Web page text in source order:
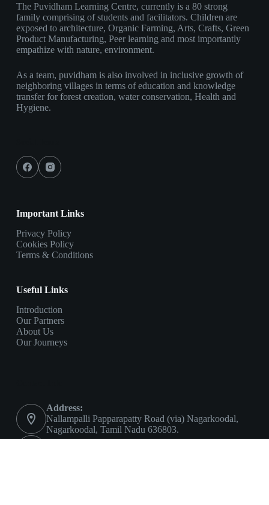
The Puvidham Learning Centre, currently is a 80 strong
family comprising of students and facilitators. Children are
exposed to architecture, Organic Farming, Arts, Crafts, Green
Product Manufacturing, Peer learning and most importantly
empathize with nature, environment.
As a team, puvidham is also involved in inclusive growth of
neighboring villages in terms of education and knowledge
transfer for forest creation, water conservation, Health and
Hygiene.
Important Links
Privacy Policy
Cookies Policy
Terms & Conditions
Useful Links
Introduction
Our Partners
About Us
Our Journeys
Address:
Nallampalli Papparapatty Road (via) Nagarkoodal,
Nagarkoodal, Tamil Nadu 636803.